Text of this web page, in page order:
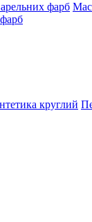
фарб
круглий